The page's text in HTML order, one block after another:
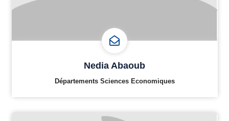
Nedia Abaoub
Départements Sciences Economiques